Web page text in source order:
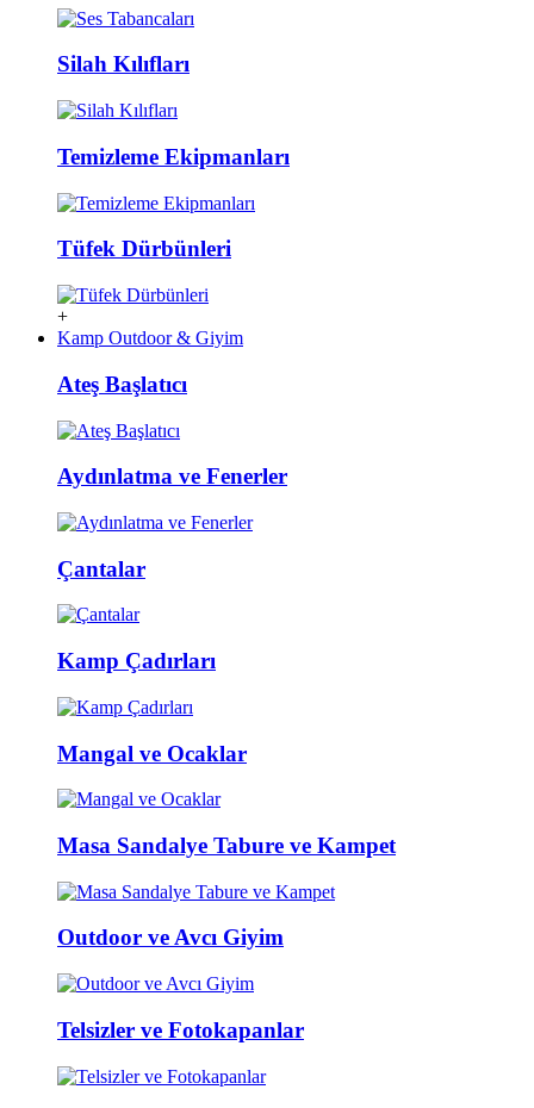
Silah Kılıfları
Temizleme Ekipmanları
Tüfek Dürbünleri
+
Kamp Outdoor & Giyim
Ateş Başlatıcı
Aydınlatma ve Fenerler
Çantalar
Kamp Çadırları
Mangal ve Ocaklar
Masa Sandalye Tabure ve Kampet
Outdoor ve Avcı Giyim
Telsizler ve Fotokapanlar